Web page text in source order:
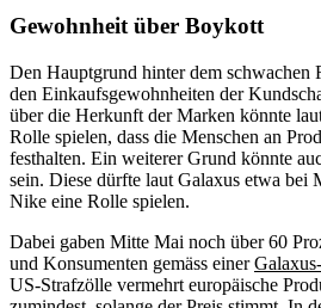
Gewohnheit über Boykott
Den Hauptgrund hinter dem schwachen
den Einkaufsgewohnheiten der
über die Herkunft der Marken könnte
Rolle spielen, dass die Menschen an
festhalten. Ein weiterer Grund könnte
sein. Diese dürfte laut Galaxus etwa bei
Nike eine Rolle spielen.
Dabei gaben Mitte Mai noch über 60
und Konsumenten gemäss einer
US-Strafzölle vermehrt europäische